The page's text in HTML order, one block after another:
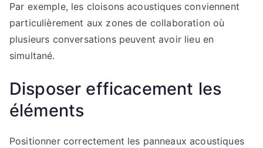
Par exemple, les cloisons acoustiques conviennent
particulièrement aux zones de collaboration où
plusieurs conversations peuvent avoir lieu en
simultané.
Disposer efficacement les
éléments
Positionner correctement les panneaux acoustiques